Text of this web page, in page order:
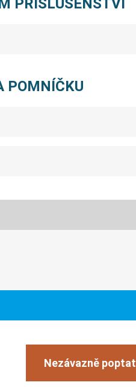
PŘÍSLUŠENSTVÍ
POMNÍČKU
Nezávazně poptat